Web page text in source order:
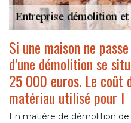
Si une maison ne
d’une démolition se
25 000 euros. Le coût
matériau utilisé pour l
En matière de démolition